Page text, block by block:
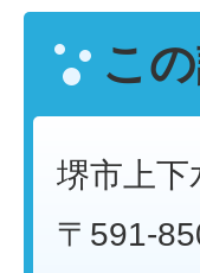
こ
堺市上下
〒591-